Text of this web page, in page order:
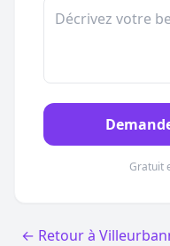
Gratuit
← Retour à